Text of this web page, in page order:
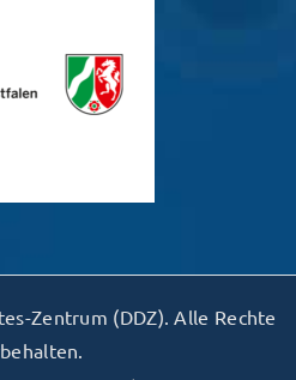
Zentrum (DDZ). Alle Rechte